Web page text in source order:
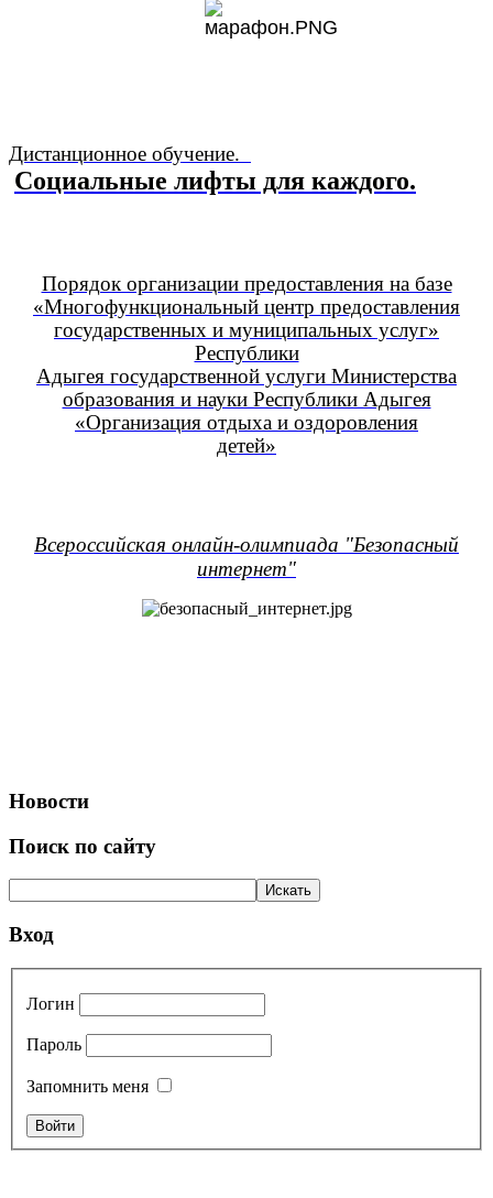
Дистанционное обучение.
Социальные лифты для каждого.
Порядок организации предоставления на базе
«Многофункциональный центр предоставления
государственных и муниципальных услуг»
Республики
Адыгея государственной услуги Министерства
образования и науки Республики Адыгея
«Организация отдыха и оздоровления
детей»
Всероссийская онлайн-олимпиада "Безопасный
интернет"
Новости
Поиск по сайту
Вход
Логин
Пароль
Запомнить меня